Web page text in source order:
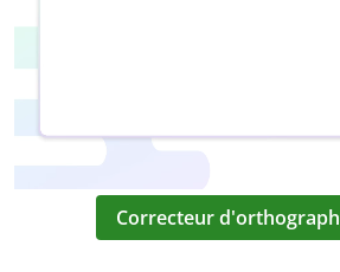
Correcteur